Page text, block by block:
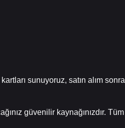
sunuyoruz, satın alım
güvenilir kaynağınızdır.